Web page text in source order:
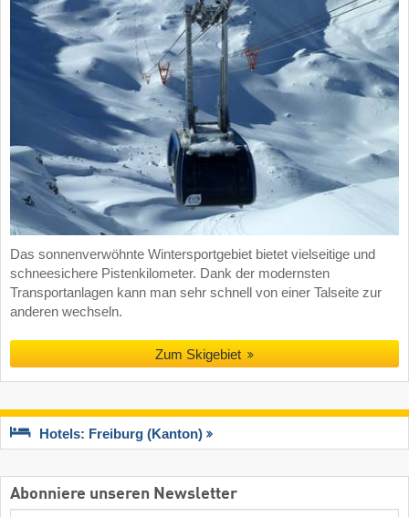
Das sonnenverwöhnte Wintersportgebiet bietet vielseitige und
schneesichere Pistenkilometer. Dank der modernsten
Transportanlagen kann man sehr schnell von einer Talseite zur
anderen wechseln.
Zum Skigebiet
Hotels: Freiburg (Kanton)
Abonniere unseren Newsletter